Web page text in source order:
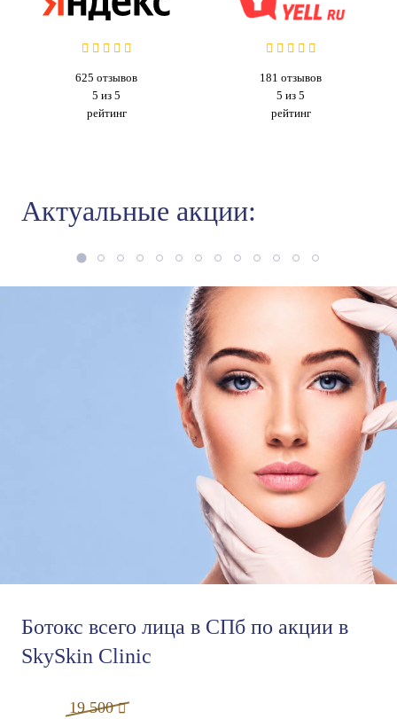
625 отзывов
5 из 5
рейтинг
181 отзывов
5 из 5
рейтинг
Актуальные акции:
Ботокс всего лица в СПб по акции в
SkySkin Clinic
19 500
4 49030 000
10 990
6 990
8 490